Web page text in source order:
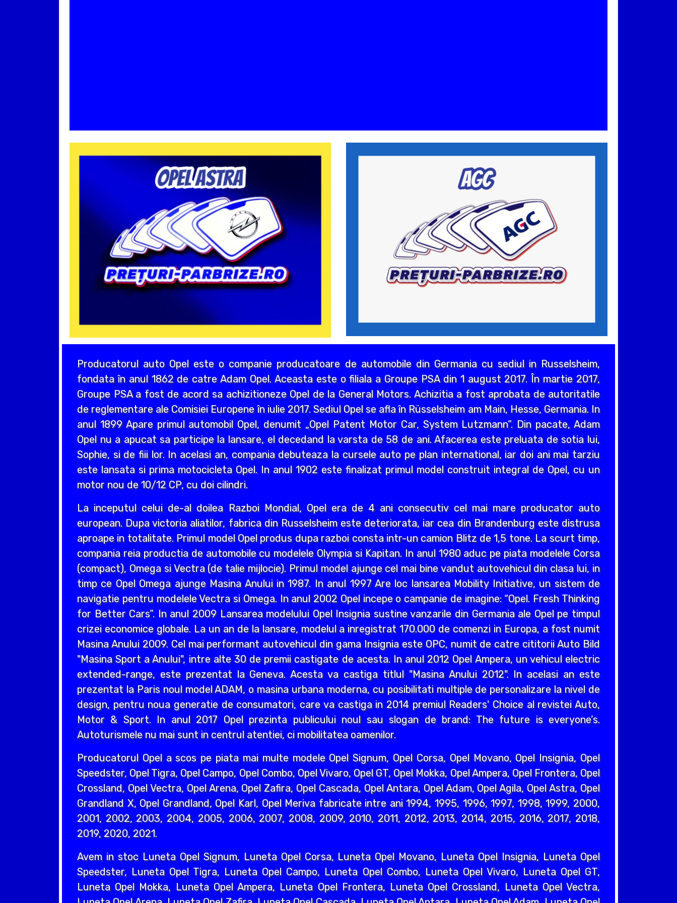
Producatorul auto Opel este o companie producatoare de automobile din Germania cu sediul in Russelsheim,
fondata în anul 1862 de catre Adam Opel. Aceasta este o filiala a Groupe PSA din 1 august 2017. În martie 2017,
Groupe PSA a fost de acord sa achizitioneze Opel de la General Motors. Achizitia a fost aprobata de autoritatile
de reglementare ale Comisiei Europene în iulie 2017. Sediul Opel se afla în Rüsselsheim am Main, Hesse, Germania. In
anul 1899 Apare primul automobil Opel, denumit „Opel Patent Motor Car, System Lutzmann”. Din pacate, Adam
Opel nu a apucat sa participe la lansare, el decedand la varsta de 58 de ani. Afacerea este preluata de sotia lui,
Sophie, si de fiii lor. In acelasi an, compania debuteaza la cursele auto pe plan international, iar doi ani mai tarziu
este lansata si prima motocicleta Opel. In anul 1902 este finalizat primul model construit integral de Opel, cu un
motor nou de 10/12 CP, cu doi cilindri.
La inceputul celui de-al doilea Razboi Mondial, Opel era de 4 ani consecutiv cel mai mare producator auto
european. Dupa victoria aliatilor, fabrica din Russelsheim este deteriorata, iar cea din Brandenburg este distrusa
aproape in totalitate. Primul model Opel produs dupa razboi consta intr-un camion Blitz de 1,5 tone. La scurt timp,
compania reia productia de automobile cu modelele Olympia si Kapitan. In anul 1980 aduc pe piata modelele Corsa
(compact), Omega si Vectra (de talie mijlocie). Primul model ajunge cel mai bine vandut autovehicul din clasa lui, in
timp ce Opel Omega ajunge Masina Anului in 1987. In anul 1997 Are loc lansarea Mobility Initiative, un sistem de
navigatie pentru modelele Vectra si Omega. In anul 2002 Opel incepe o campanie de imagine: “Opel. Fresh Thinking
for Better Cars”. In anul 2009 Lansarea modelului Opel Insignia sustine vanzarile din Germania ale Opel pe timpul
crizei economice globale. La un an de la lansare, modelul a inregistrat 170.000 de comenzi in Europa, a fost numit
Masina Anului 2009. Cel mai performant autovehicul din gama Insignia este OPC, numit de catre cititorii Auto Bild
"Masina Sport a Anului", intre alte 30 de premii castigate de acesta. In anul 2012 Opel Ampera, un vehicul electric
extended-range, este prezentat la Geneva. Acesta va castiga titlul "Masina Anului 2012". In acelasi an este
prezentat la Paris noul model ADAM, o masina urbana moderna, cu posibilitati multiple de personalizare la nivel de
design, pentru noua generatie de consumatori, care va castiga in 2014 premiul Readers' Choice al revistei Auto,
Motor & Sport. In anul 2017 Opel prezinta publicului noul sau slogan de brand: The future is everyone’s.
Autoturismele nu mai sunt in centrul atentiei, ci mobilitatea oamenilor.
Producatorul Opel a scos pe piata mai multe modele Opel Signum, Opel Corsa, Opel Movano, Opel Insignia, Opel
Speedster, Opel Tigra, Opel Campo, Opel Combo, Opel Vivaro, Opel GT, Opel Mokka, Opel Ampera, Opel Frontera, Opel
Crossland, Opel Vectra, Opel Arena, Opel Zafira, Opel Cascada, Opel Antara, Opel Adam, Opel Agila, Opel Astra, Opel
Grandland X, Opel Grandland, Opel Karl, Opel Meriva fabricate intre ani 1994, 1995, 1996, 1997, 1998, 1999, 2000,
2001, 2002, 2003, 2004, 2005, 2006, 2007, 2008, 2009, 2010, 2011, 2012, 2013, 2014, 2015, 2016, 2017, 2018,
2019, 2020, 2021.
Avem in stoc Luneta Opel Signum, Luneta Opel Corsa, Luneta Opel Movano, Luneta Opel Insignia, Luneta Opel
Speedster, Luneta Opel Tigra, Luneta Opel Campo, Luneta Opel Combo, Luneta Opel Vivaro, Luneta Opel GT,
Luneta Opel Mokka, Luneta Opel Ampera, Luneta Opel Frontera, Luneta Opel Crossland, Luneta Opel Vectra,